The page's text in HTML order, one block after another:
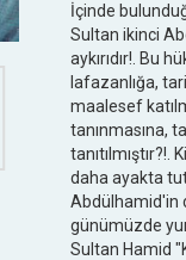
İçinde
Sultan ikinci
aykırıdır!. Bu
lafazanlığa,
maalesef
tanınmasına,
daha ayakta
Abdülhamid'in
günümüzde
Sultan Hamid